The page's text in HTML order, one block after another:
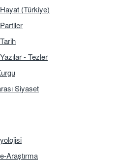
(Türkiye)
- Tezler
Siyaset
Araştırma